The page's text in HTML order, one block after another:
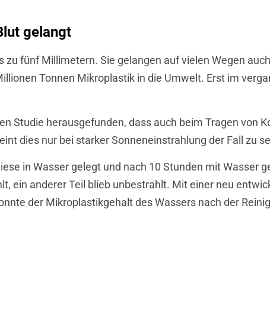
gelangt
fünf Millimetern. Sie gelangen auf vielen Wegen
Tonnen Mikroplastik in die Umwelt. Erst im
Studie herausgefunden, dass auch beim Tragen von
dies nur bei starker Sonneneinstrahlung der Fall zu
in Wasser gelegt und nach 10 Stunden mit Wasser
ein anderer Teil blieb unbestrahlt. Mit einer neu
der Mikroplastikgehalt des Wassers nach der